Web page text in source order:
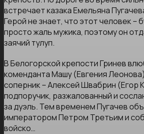
встречает казака Емельяна
Герой не знает, что этот человек –
просто жаль мужика, поэтому он
заячий тулуп.
В Белогорской крепости Гринев
коменданта Машу (Евгения
соперник – Алексей Швабрин (Егор
подпоручик, разжалованный и
за дуэль. Тем временем Пугачев
императором Петром Третьим и
войско…